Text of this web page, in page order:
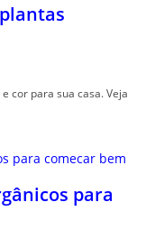
cor para sua casa. Veja
para